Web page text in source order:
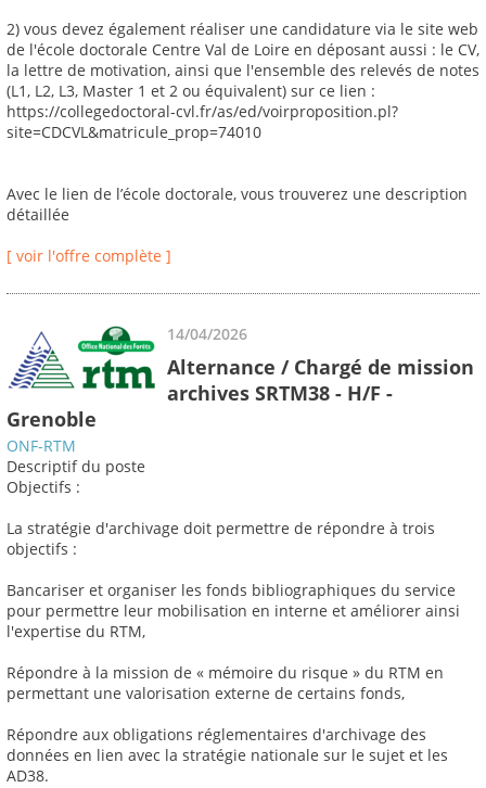
2) vous devez également réaliser une candidature via le site web
de l'école doctorale Centre Val de Loire en déposant aussi : le CV,
la lettre de motivation, ainsi que l'ensemble des relevés de notes
(L1, L2, L3, Master 1 et 2 ou équivalent) sur ce lien :
https://collegedoctoral-cvl.fr/as/ed/voirproposition.pl?
site=CDCVL&matricule_prop=74010
Avec le lien de l’école doctorale, vous trouverez une description
détaillée
[ voir l'offre complète ]
14/04/2026
Alternance / Chargé de mission
archives SRTM38 - H/F -
Grenoble
ONF-RTM
Descriptif du poste
Objectifs :
La stratégie d'archivage doit permettre de répondre à trois
objectifs :
Bancariser et organiser les fonds bibliographiques du service
pour permettre leur mobilisation en interne et améliorer ainsi
l'expertise du RTM,
Répondre à la mission de « mémoire du risque » du RTM en
permettant une valorisation externe de certains fonds,
Répondre aux obligations réglementaires d'archivage des
données en lien avec la stratégie nationale sur le sujet et les
AD38.